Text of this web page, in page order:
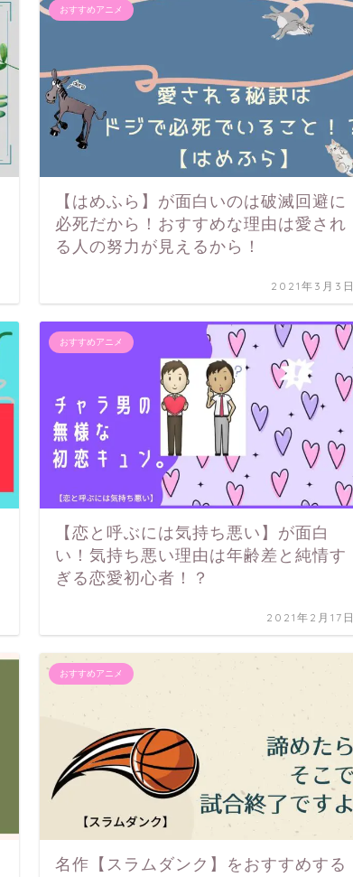
おすすめアニメ
【はめふら】が面白いのは破滅回避に
必死だから！おすすめな理由は愛され
る人の努力が見えるから！
2021年3月3日
おすすめアニメ
【恋と呼ぶには気持ち悪い】が面白
い！気持ち悪い理由は年齢差と純情す
ぎる恋愛初心者！？
2021年2月17日
おすすめアニメ
名作【スラムダンク】をおすすめする